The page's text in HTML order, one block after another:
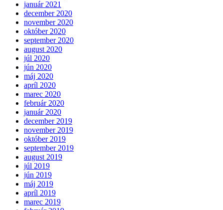
január 2021
december 2020
november 2020
október 2020
september 2020
august 2020
júl 2020
jún 2020
máj 2020
apríl 2020
marec 2020
február 2020
január 2020
december 2019
november 2019
október 2019
september 2019
august 2019
júl 2019
jún 2019
máj 2019
apríl 2019
marec 2019